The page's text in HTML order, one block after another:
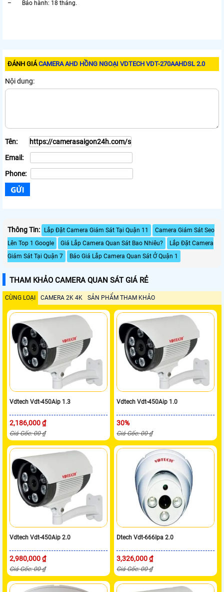
– Bảo hành: 18 tháng.
ĐÁNH GIÁCAMERA AHD HỒNG NGOẠI VDTECH VDT-270AAHDSL 2.0
Nội dung:
Tên:
Email:
Phone:
Thông Tin: Lắp Đặt Camera Giám Sát Tại Quận 11
Camera Giám Sát Seo
Lên Top 1 Google
Giá Lắp Camera Quan Sát Bao Nhiêu?
Lắp Đặt Camera
Giám Sát Tại Quận 7
Báo Giá Lắp Camera Quan Sát Ở Quận 1
THAM KHẢO CAMERA QUAN SÁT GIÁ RẺ
CÙNG LOẠI CAMERA 2K 4K SẢN PHẨM THAM KHẢO
Vdtech Vdt-450Aip 1.3
2,186,000 ₫
Giá Gốc: 00 ₫
Vdtech Vdt-450Aip 1.0
30%
Giá Gốc: 00 ₫
Vdtech Vdt-450Aip 2.0
2,980,000 ₫
Giá Gốc: 00 ₫
Dtech Vdt-666Ipa 2.0
3,326,000 ₫
Giá Gốc: 00 ₫